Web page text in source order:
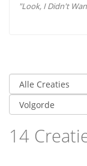
"Look, I Didn't
14